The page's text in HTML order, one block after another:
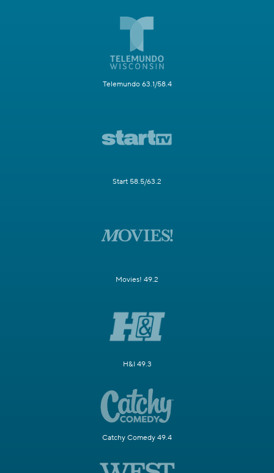
Telemundo 63.1/58.4
Start 58.5/63.2
Movies! 49.2
H&I 49.3
Catchy Comedy 49.4